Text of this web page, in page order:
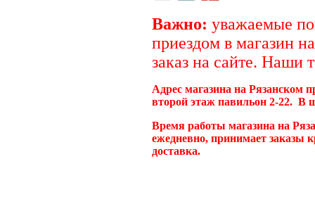
Важно: уважаемые
приездом в магазин
заказ на сайте. Наши
Адрес магазина на Рязанском
второй этаж павильон 2-22. В
Время работы магазина на
ежедневно, принимает заказы
доставка.